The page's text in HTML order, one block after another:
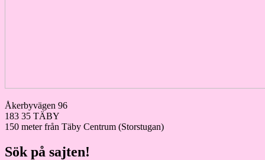
Åkerbyvägen 96
183 35 TÄBY
150 meter från Täby Centrum (Storstugan)
Sök på sajten!